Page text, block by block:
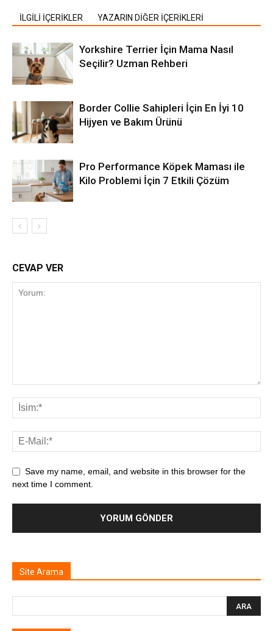
İLGİLİ İÇERİKLER YAZARIN DİĞER İÇERİKLERİ
Yorkshire Terrier İçin Mama Nasıl
Seçilir? Uzman Rehberi
Border Collie Sahipleri İçin En İyi 10
Hijyen ve Bakım Ürünü
Pro Performance Köpek Maması ile
Kilo Problemi İçin 7 Etkili Çözüm
CEVAP VER
Save my name, email, and website in this browser for the
next time I comment.
Site Arama